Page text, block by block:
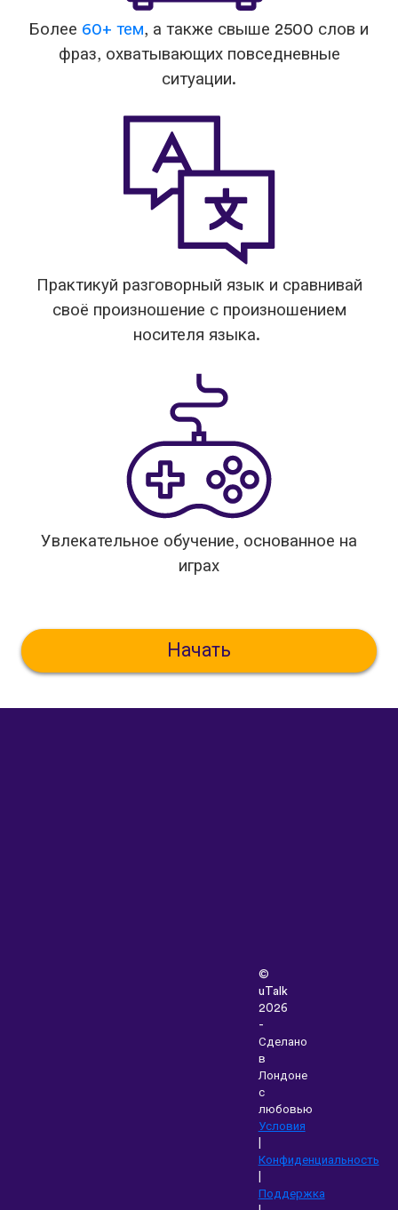
Более 60+ тем, а также свыше 2500 слов и
фраз, охватывающих повседневные
ситуации.
Практикуй разговорный язык и сравнивай
своё произношение с произношением
носителя языка.
Увлекательное обучение, основанное на
играх
Начать
©
uTalk
2026
-
Сделано
в
Лондоне
с
любовью
Условия
Конфиденциальность
Поддержка